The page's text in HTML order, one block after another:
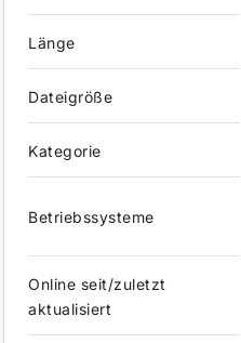
Länge
Dateigröße
Kategorie
Betriebssysteme
Online seit/zuletzt
aktualisiert